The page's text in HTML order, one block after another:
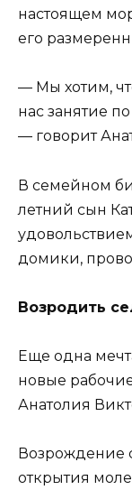
настоящем
его
— Мы хотим,
нас занятие
— говорит
В семейном
летний сын
домики,
Возродить
Еще одна
новые
Анатолия
Возрождение
открытия